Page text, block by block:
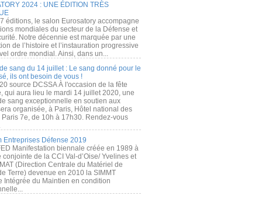
2024 : UNE ÉDITION TRÈS
éditions, le salon Eurosatory accompagne
mondiales du secteur de la Défense et
Notre décennie est marquée par une
de l’histoire et l’instauration progressive
ordre mondial. Ainsi, dans un...
sang du 14 juillet : Le sang donné pour le
ils ont besoin de vous !
source DCSSA À l'occasion de la fête
qui aura lieu le mardi 14 juillet 2020, une
sang exceptionnelle en soutien aux
organisée, à Paris, Hôtel national des
7e, de 10h à 17h30. Rendez-vous
Entreprises Défense 2019
Manifestation biennale créée en 1989 à
conjointe de la CCI Val-d’Oise/ Yvelines et
(Direction Centrale du Matériel de
Terre) devenue en 2010 la SIMMT
Intégrée du Maintien en condition